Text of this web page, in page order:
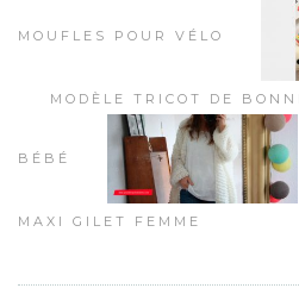
MOUFLES POUR VÉLO
MODÈLE TRICOT DE
BÉBÉ
MAXI GILET FEMME